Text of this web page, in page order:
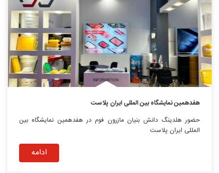
هفدهمین نمایشگاه بین المللی ایران پلاست
حضور هلدینگ دانش بنیان مازرون فوم در هفدهمین نمایشگاه بین
المللی ایران پلاست
ادامه